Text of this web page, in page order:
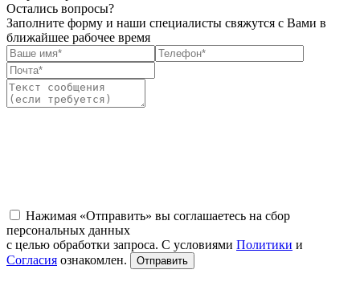
Остались вопросы?
Заполните форму и наши специалисты свяжутся с Вами в
ближайшее рабочее время
Нажимая «Отправить» вы соглашаетесь на сбор
персональных данных
с целью обработки запроса. С условиями Политики и
Согласия ознакомлен.